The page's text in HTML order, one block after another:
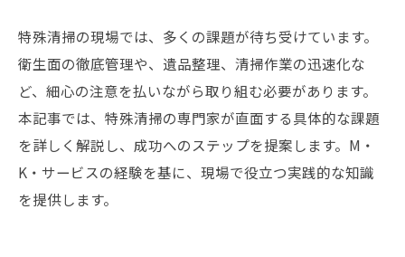
特殊清掃の現場では、多くの課題が待ち受けています。
衛生面の徹底管理や、遺品整理、清掃作業の迅速化な
ど、細心の注意を払いながら取り組む必要があります。
本記事では、特殊清掃の専門家が直面する具体的な課題
を詳しく解説し、成功へのステップを提案します。M・
K・サービスの経験を基に、現場で役立つ実践的な知識
を提供します。